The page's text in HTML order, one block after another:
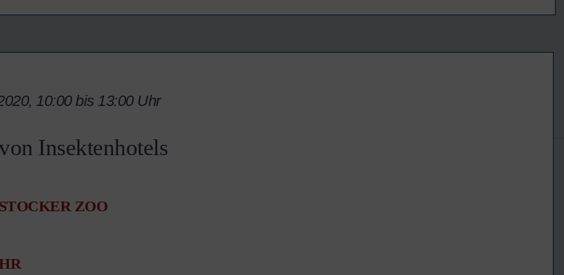
Insektenhotels
10:00 bis 13:00 Uhr
ZOO